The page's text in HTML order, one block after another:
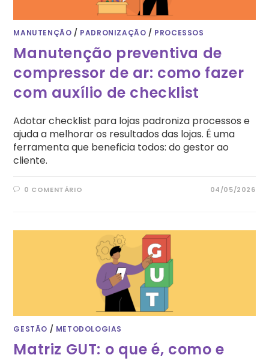
MANUTENÇÃO / PADRONIZAÇÃO / PROCESSOS
Manutenção preventiva de
compressor de ar: como fazer
com auxílio de checklist
Adotar checklist para lojas padroniza processos e
ajuda a melhorar os resultados das lojas. É uma
ferramenta que beneficia todos: do gestor ao
cliente.
0 COMENTÁRIO 04/05/2026
GESTÃO / METODOLOGIAS
Matriz GUT: o que é, como e